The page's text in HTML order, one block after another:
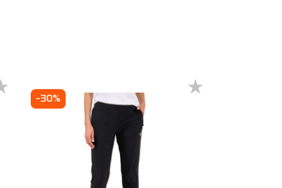
-30%